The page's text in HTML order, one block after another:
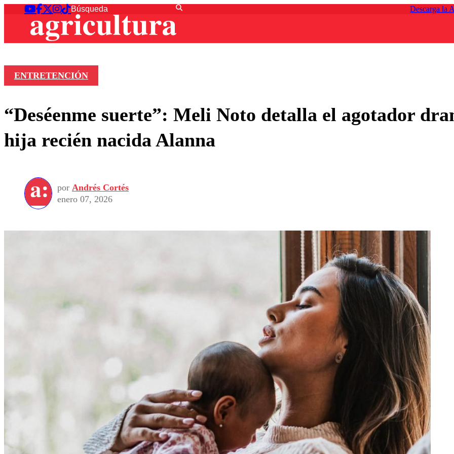
Descarga la
ENTRETENCIÓN
“Deséenme suerte”: Meli Noto detalla el agotador
hija recién nacida Alanna
por Andrés Cortés
enero 07, 2026